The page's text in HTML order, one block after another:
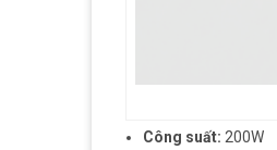
Công suất: 200W